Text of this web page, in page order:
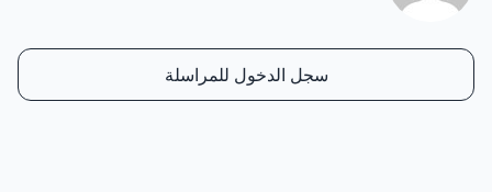
سجل الدخول للمراسلة